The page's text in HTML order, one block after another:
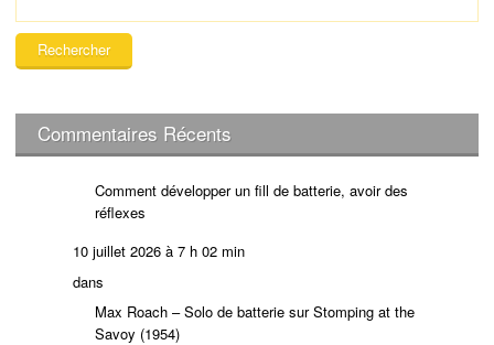
c
Commentaires Récents
Comment développer un fill de batterie, avoir des
réflexes
10 juillet 2026 à 7 h 02 min
dans
Max Roach – Solo de batterie sur Stomping at the
Savoy (1954)